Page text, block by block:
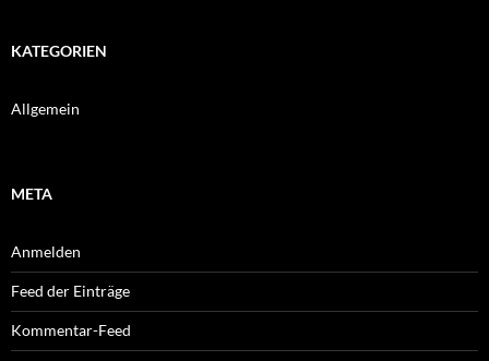
KATEGORIEN
Allgemein
META
Anmelden
Feed der Einträge
Kommentar-Feed